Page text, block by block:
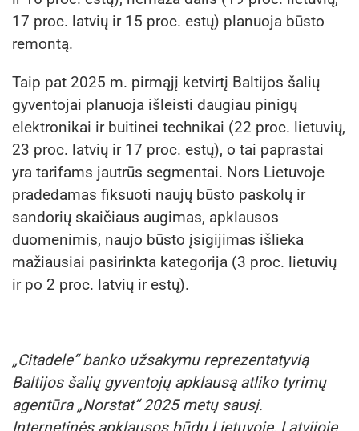
17 proc. latvių ir 15 proc. estų) planuoja būsto
remontą.
Taip pat 2025 m. pirmąjį ketvirtį Baltijos šalių
gyventojai planuoja išleisti daugiau pinigų
elektronikai ir buitinei technikai (22 proc. lietuvių,
23 proc. latvių ir 17 proc. estų), o tai paprastai
yra tarifams jautrūs segmentai. Nors Lietuvoje
pradedamas fiksuoti naujų būsto paskolų ir
sandorių skaičiaus augimas, apklausos
duomenimis, naujo būsto įsigijimas išlieka
mažiausiai pasirinkta kategorija (3 proc. lietuvių
ir po 2 proc. latvių ir estų).
„Citadele“ banko užsakymu reprezentatyvią
Baltijos šalių gyventojų apklausą atliko tyrimų
agentūra „Norstat“ 2025 metų sausį.